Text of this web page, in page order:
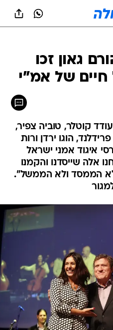
גאון זכו
של אמ"י
קוטלר, טוביה צפיר,
הוגו ירדן ורות
איגוד אמני ישראל
אלה שייסדנו והקמנו
הממסד ולא הממשל".